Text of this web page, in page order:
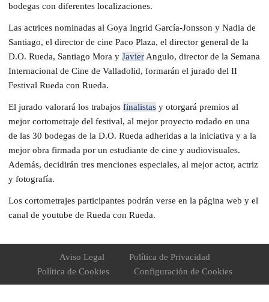
bodegas con diferentes localizaciones.
Las actrices nominadas al Goya Ingrid García-Jonsson y Nadia de
Santiago, el director de cine Paco Plaza, el director general de la
D.O. Rueda, Santiago Mora y Javier Angulo, director de la Semana
Internacional de Cine de Valladolid, formarán el jurado del II
Festival Rueda con Rueda.
El jurado valorará los trabajos finalistas y otorgará premios al
mejor cortometraje del festival, al mejor proyecto rodado en una
de las 30 bodegas de la D.O. Rueda adheridas a la iniciativa y a la
mejor obra firmada por un estudiante de cine y audiovisuales.
Además, decidirán tres menciones especiales, al mejor actor, actriz
y fotografía.
Los cortometrajes participantes podrán verse en la página web y el
canal de youtube de Rueda con Rueda.
Aviso Legal
Política de Privacidad
Política de Cookies
Configuración de Cookies